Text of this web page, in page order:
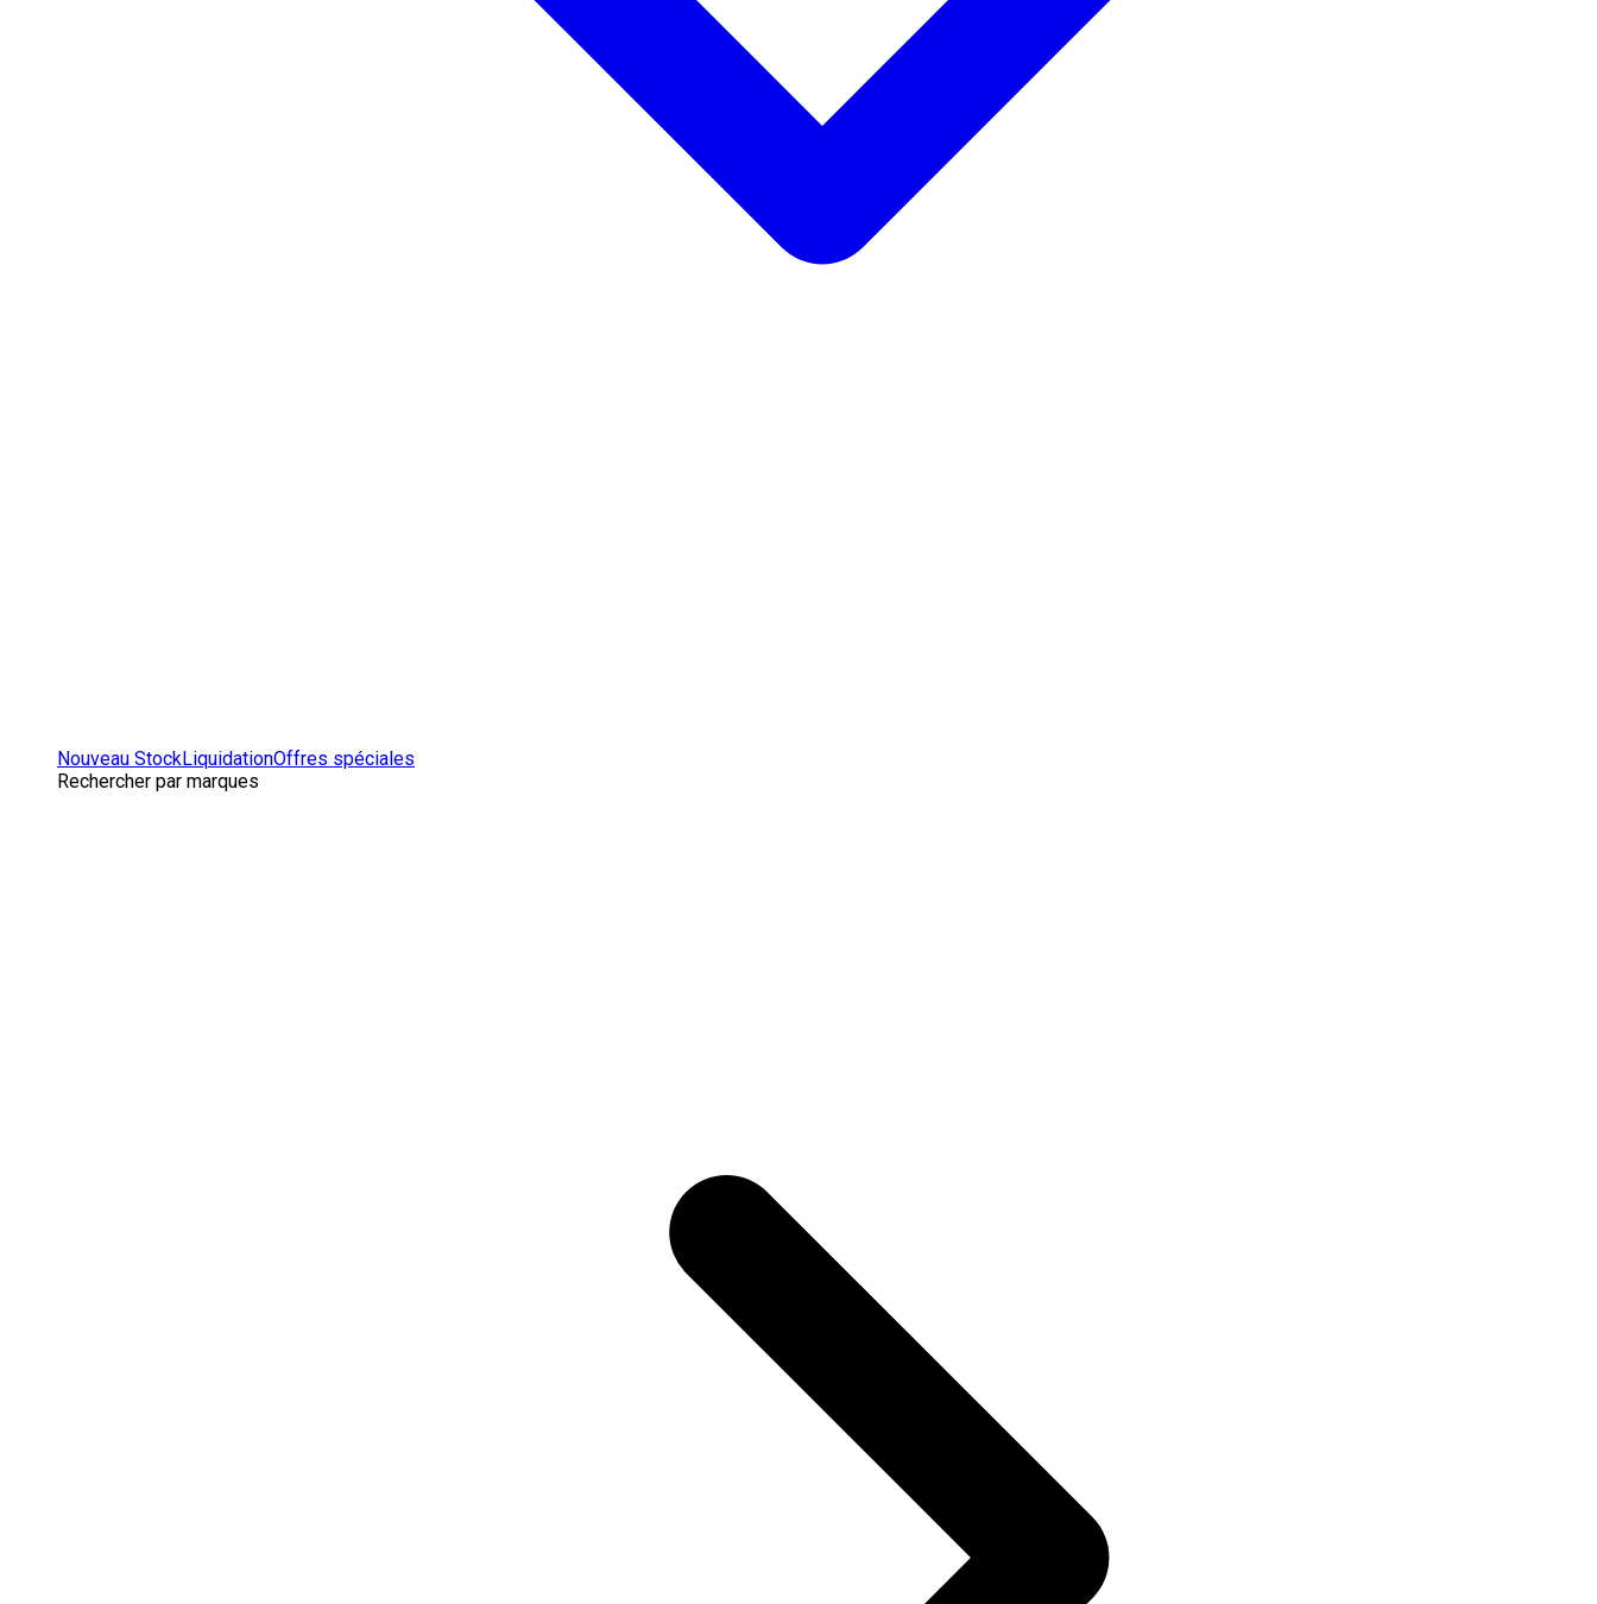
Nouveau StockLiquidationOffres spéciales
Rechercher par marques